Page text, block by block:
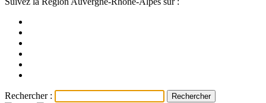
Rechercher :